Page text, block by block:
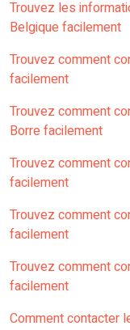
Trouvez les
Belgique facilement
Trouvez comment
facilement
Trouvez comment
Borre facilement
Trouvez comment
facilement
Trouvez comment
facilement
Trouvez comment
facilement
Comment contacter